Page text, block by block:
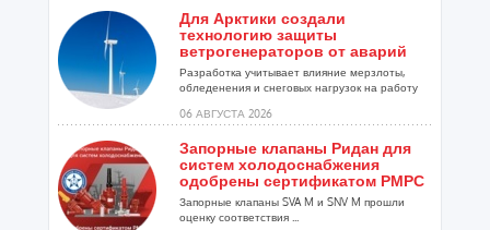
Для Арктики создали
технологию защиты
ветрогенераторов от аварий
Разработка учитывает влияние мерзлоты,
обледенения и снеговых нагрузок на работу
06 АВГУСТА 2026
Запорные клапаны Ридан для
систем холодоснабжения
одобрены сертификатом РМРС
Запорные клапаны SVA M и SNV M прошли
оценку соответствия ...